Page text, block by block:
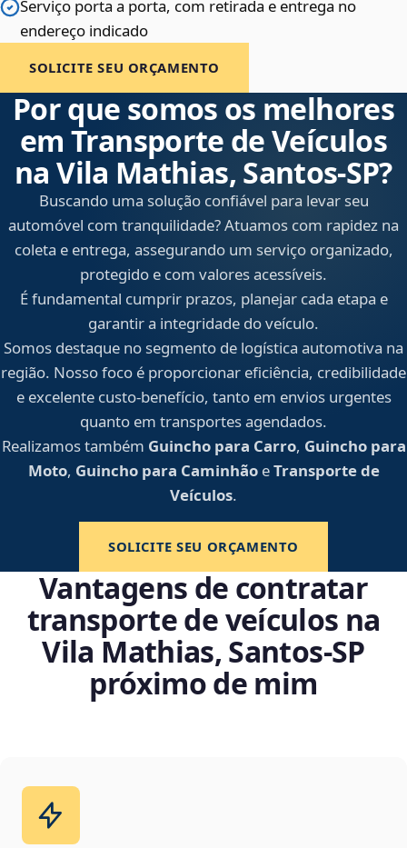
Serviço porta a porta, com retirada e entrega no
endereço indicado
SOLICITE SEU ORÇAMENTO
Por que somos os melhores
em Transporte de Veículos
na Vila Mathias, Santos‑SP?
Buscando uma solução confiável para levar seu
automóvel com tranquilidade? Atuamos com rapidez na
coleta e entrega, assegurando um serviço organizado,
protegido e com valores acessíveis.
É fundamental cumprir prazos, planejar cada etapa e
garantir a integridade do veículo.
Somos destaque no segmento de logística automotiva na
região. Nosso foco é proporcionar eficiência, credibilidade
e excelente custo-benefício, tanto em envios urgentes
quanto em transportes agendados.
Realizamos também Guincho para Carro, Guincho para
Moto, Guincho para CaminhãoeTransporte de
Veículos.
SOLICITE SEU ORÇAMENTO
Vantagens de contratar
transporte de veículos na
Vila Mathias, Santos‑SP
próximo de mim